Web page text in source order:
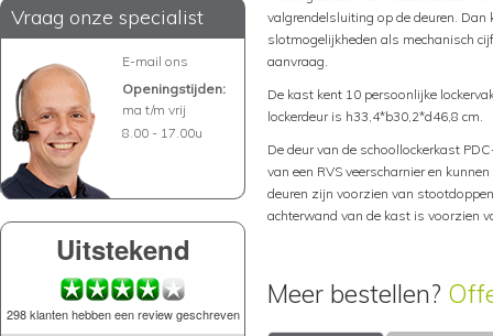
Vraag onze specialist
E-mail ons
Openingstijden:
ma t/m vrij
8.00 - 17.00u
Uitstekend
298 klanten hebben een review geschreven
valgrendelsluiting op de deuren.
slotmogelijkheden als mechanisch
aanvraag.
De kast kent 10 persoonlijke
lockerdeur is h33,4*b30,2*d46,8 cm.
De deur van de schoollockerkast
van een RVS veerscharnier en
deuren zijn voorzien van
achterwand van de kast is voorzien
Meer bestellen?